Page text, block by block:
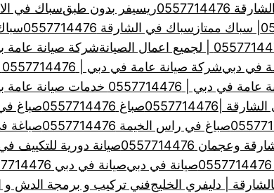
ريسيفر بدون طبقسباك في
سباك في الشارقة 0557714476
سباك
شركة صيانة عامة
في دبيشركة صيانة عامة في دبي | 0557714476 خدمات صيانة عامة بدبي
0557714476 خدمات صيانة عامة بدبي
صباغ 0557714476
صباغ في
صباغ في راس الخيمة 0557714476
صباغة في
0557714476
صيانة دورية للتكييف في
صيانة في دبيصيانة في دبي 0557714476
| دليفري الخليجفني تركيب و برمجة الدش و